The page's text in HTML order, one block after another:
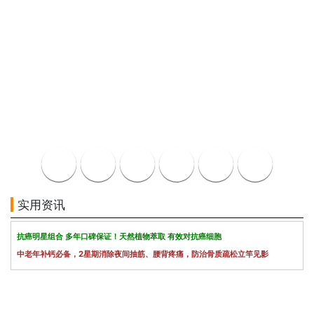
实用资讯
抗癌明星组合 多年口碑保证！天然植物萃取 有效对抗癌细胞
中老年补钙必备，2星期消除夜间抽筋、腰背疼痛，防治骨质疏松立竿见影